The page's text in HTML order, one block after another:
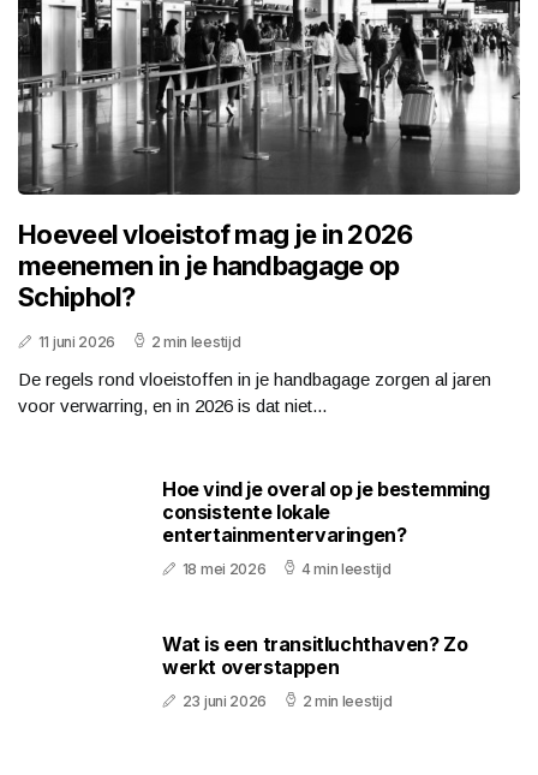
Hoeveel vloeistof mag je in 2026
meenemen in je handbagage op
Schiphol?
11 juni 2026 2 min leestijd
De regels rond vloeistoffen in je handbagage zorgen al jaren
voor verwarring, en in 2026 is dat niet...
Hoe vind je overal op je bestemming
consistente lokale
entertainmentervaringen?
18 mei 2026 4 min leestijd
Wat is een transitluchthaven? Zo
werkt overstappen
23 juni 2026 2 min leestijd